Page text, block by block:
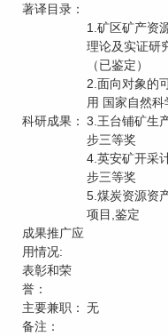
著译目录：
科研成果：
1.矿区矿产资
理论及实证研
（已鉴定）
2.面向对象的
用 国家自然科
3.王台铺矿生
步三等奖
4.英安矿开采
步三等奖
5.煤炭资源资
项目,鉴定
成果推广应
用情况:
表彰和荣
誉：
主要兼职： 无
备注：